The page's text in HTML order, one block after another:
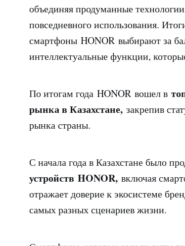
объединяя продуманные
повседневного использования.
смартфоны HONOR выбирают за
интеллектуальные функции,
По итогам года HONOR вошел в
рынка в Казахстане, закрепив
рынка страны.
С начала года в Казахстане было
устройств HONOR, включая
отражает доверие к экосистеме
самых разных сценариев жизни.